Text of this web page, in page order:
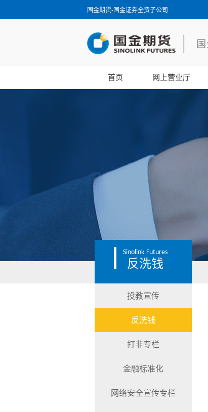
国金期货-国金证券全资子公司
首页 网上营业厅
Sinolink Futures
反洗钱
投教宣传
反洗钱
打非专栏
金融标准化
网络安全宣传专栏